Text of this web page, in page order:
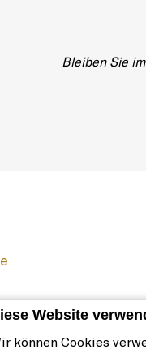
Website
können Cookies
Bleiben Sie